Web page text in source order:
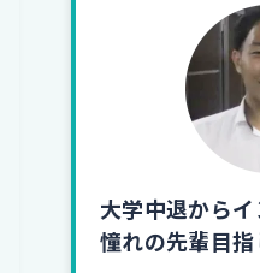
大学中退から
憧れの先輩目